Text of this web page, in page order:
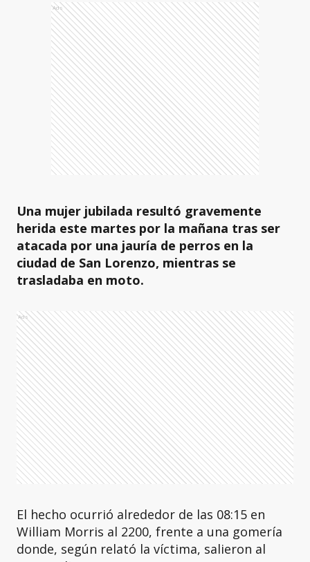
Ads
Una mujer jubilada resultó gravemente
herida este martes por la mañana tras ser
atacada por una jauría de perros en la
ciudad de San Lorenzo, mientras se
trasladaba en moto.
Ads
El hecho ocurrió alrededor de las 08:15 en
William Morris al 2200, frente a una gomería
donde, según relató la víctima, salieron al